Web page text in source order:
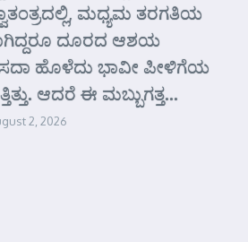
ಮಧ್ಯಮ ತರಗತಿಯ
ದೂರದ ಆಶಯ
ಹೊಳೆದು ಭಾವೀ ಪೀಳಿಗೆಯ
ಆದರೆ ಈ ಮಬ್ಬುಗತ್ತ...
2, 2026